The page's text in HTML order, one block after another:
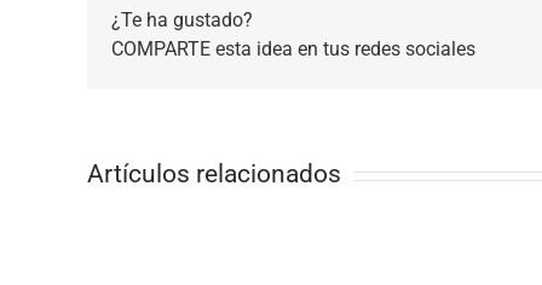
¿Te ha gustado?
COMPARTE esta idea en tus redes sociales
Artículos relacionados